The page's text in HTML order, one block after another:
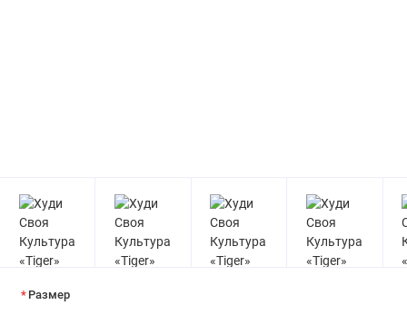
Размер